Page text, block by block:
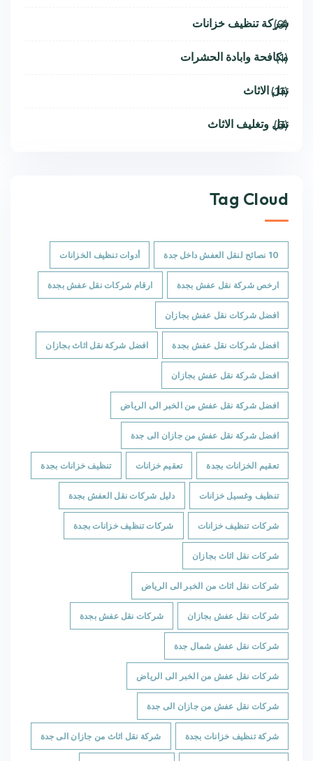
شركة تنظيف خزانات
(9)
مكافحة وابادة الحشرات
(1)
نقل الاثاث
(11)
نقل وتغليف الاثاث
(6)
Tag Cloud
10 نصائح لنقل العفش داخل جدة أدوات تنظيف الخزانات
ارخص شركة نقل عفش بجدة ارقام شركات نقل عفش بجدة
افضل شركات نقل عفش بجازان
افضل شركات نقل عفش بجدة افضل شركة نقل اثاث بجازان
افضل شركة نقل عفش بجازان
افضل شركة نقل عفش من الخبر الى الرياض
افضل شركة نقل عفش من جازان الى جدة
تعقيم الخزانات بجدة تعقيم خزانات تنظيف خزانات بجدة
تنظيف وغسيل خزانات دليل شركات نقل العفش بجدة
شركات تنظيف خزانات شركات تنظيف خزانات بجدة
شركات نقل اثاث بجازان
شركات نقل اثاث من الخبر الى الرياض
شركات نقل عفش بجازان شركات نقل عفش بجدة
شركات نقل عفش شمال جدة
شركات نقل عفش من الخبر الى الرياض
شركات نقل عفش من جازان الى جدة
شركة تنظيف خزانات بجدة شركة نقل اثاث من جازان الى جدة